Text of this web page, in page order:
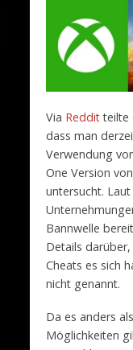
Via Redditteilte
dass man
Verwendung
One Version
untersucht.
Bannwelle
Details
Cheats es sich
nicht genannt.
Da es anders
Möglichkeiten